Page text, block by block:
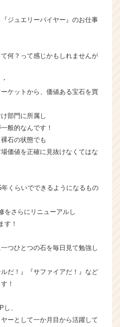
ジュエリーバイヤー』のお仕事
何？って感じかもしれませんが
ケットから、価値ある宝石を買
部門に所属し
般的なんです！
石の状態でも
価値を正確に見抜けなくてはな
くらいでできるようになるもの
をさらにリニューアルし
す！
つひとつの石を毎日見て勉強し
だ！』『サファイアだ！』など
！
、
ーとして一か月目から活躍して